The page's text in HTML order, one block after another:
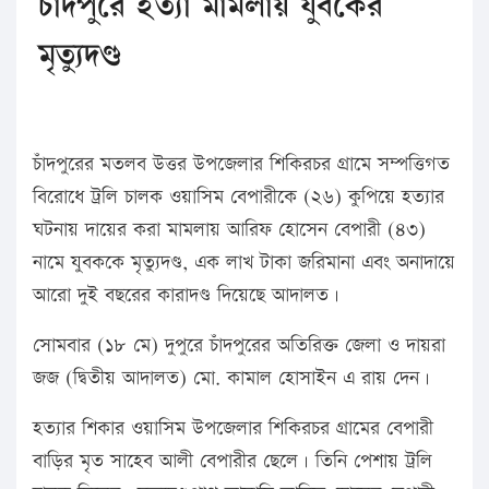
মৃত্যুদণ্ড
চাঁদপুরের মতলব উত্তর উপজেলার শিকিরচর গ্রামে সম্পত্তিগত
বিরোধে ট্রলি চালক ওয়াসিম বেপারীকে (২৬) কুপিয়ে হত্যার
ঘটনায় দায়ের করা মামলায় আরিফ হোসেন বেপারী (৪৩)
নামে যুবককে মৃত্যুদণ্ড, এক লাখ টাকা জরিমানা এবং অনাদায়ে
আরো দুই বছরের কারাদণ্ড দিয়েছে আদালত।
সোমবার (১৮ মে) দুপুরে চাঁদপুরের অতিরিক্ত জেলা ও দায়রা
জজ (দ্বিতীয় আদালত) মো. কামাল হোসাইন এ রায় দেন।
হত্যার শিকার ওয়াসিম উপজেলার শিকিরচর গ্রামের বেপারী
বাড়ির মৃত সাহেব আলী বেপারীর ছেলে। তিনি পেশায় ট্রলি